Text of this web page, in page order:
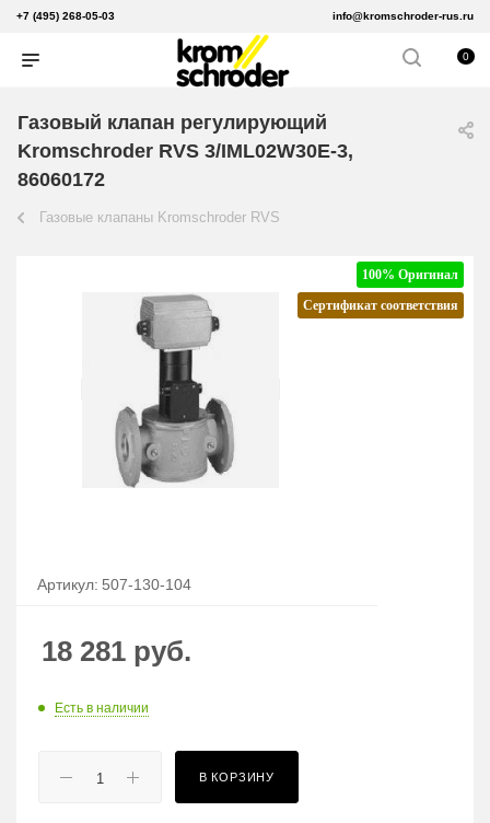
+7 (495) 268-05-03 info@kromschroder-rus.ru
0
Газовый клапан регулирующий
Kromschroder RVS 3/IML02W30E-3,
86060172
Газовые клапаны Kromschroder RVS
100% Оригинал
Сертификат соответствия
Артикул: 507-130-104
18 281 руб.
Есть в наличии
В КОРЗИНУ